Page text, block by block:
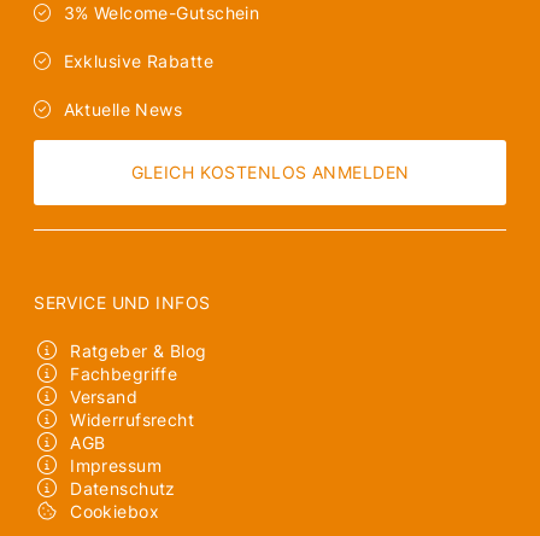
3% Welcome-Gutschein
Exklusive Rabatte
Aktuelle News
GLEICH KOSTENLOS ANMELDEN
SERVICE UND INFOS
Ratgeber & Blog
Fachbegriffe
Versand
Widerrufsrecht
AGB
Impressum
Datenschutz
Cookiebox